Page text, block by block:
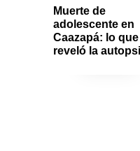
Muerte de
adolescente en
Caazapá: lo que
reveló la